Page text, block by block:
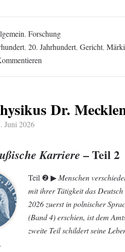
, Forschung
, 20. Jahrhundert, Gericht,
Dr.
Juni 2026
Karriere – Teil 2
Teil ❷ ▶︎ Menschen
mit ihrer Tätigkeit das
2026 zuerst in polnischer
(Band 4) erschien, ist dem
zweite Teil schildert seine